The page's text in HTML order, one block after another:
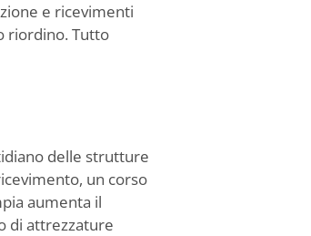
e ricevimenti
riordino. Tutto
delle strutture
un corso
aumenta il
di attrezzature